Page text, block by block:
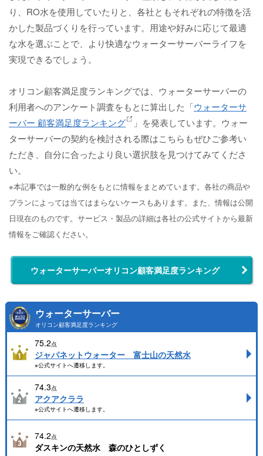
り、RO水を使用していたりと、各社ともそれぞれの特徴を活
かした製品づくりを行っています。用途や好みに応じて最適
な水を選ぶことで、より快適なウォーターサーバーライフを
実現できるでしょう。
オリコン顧客満足度ランキングでは、ウォーターサーバーの
利用者へのアンケート調査をもとに算出した「ウォーターサ
ーバー 顧客満足度ランキング
」を発表しています。ウォー
ターサーバーの契約を検討される際はこちらもぜひご参考い
ただき、自分に合ったより良い選択肢を見つけてみてくださ
い。
※本記事では一般的な例をもとに情報をまとめています。各社の商品や
プランによっては当てはまらないケースもあります。また、情報は公開
日現在のものです。サービス・製品の詳細は各社の公式サイトから最新
情報をご確認ください。
ウォーターサーバーオリコン顧客満足度ランキング
ウォーターサーバー
オリコン顧客満足度ランキング
75.2点
ジャパネットウォーター 富士山の天然水
※公式サイトへ遷移します。
74.3点
アクアクララ
※公式サイトへ遷移します。
74.2点
ダスキンの天然水 森のひとしずく